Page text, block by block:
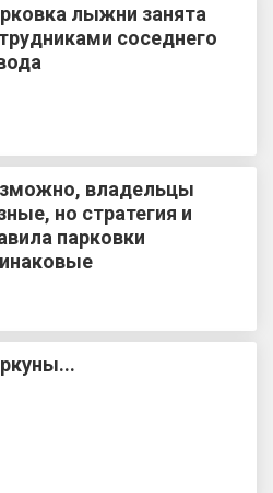
лыжни занята
соседнего
владельцы
но стратегия и
парковки